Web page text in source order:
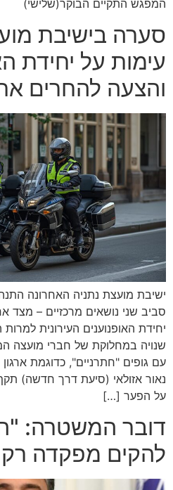
המפגש התקיים הבוקר(שלישי)
סערה בישיבת
עימות על יחידת
והצעה להחרים
ישיבת מועצת נתניה האחרונה
סביב שני נושאים מרכזיים – מצד
יחידת האופנוענים העירונית
שנויה במחלוקת של חברי מועצה
עם גופים "חתרניים", כדוגמת
נאור אזולאי (סיעת דרך חדשה)
על הפער […]
דובר המשטרה:
להקים מפקדה